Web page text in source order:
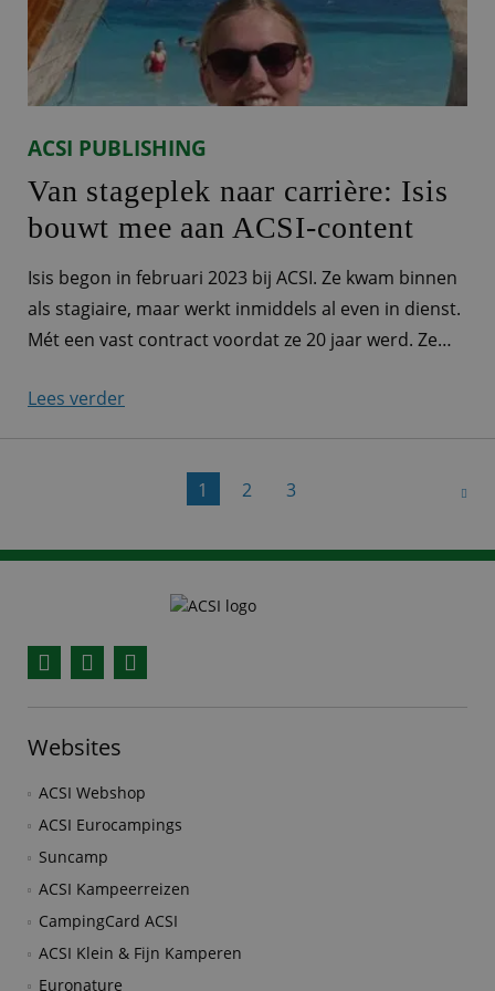
ACSI PUBLISHING
Van stageplek naar carrière: Isis
bouwt mee aan ACSI-content
Isis begon in februari 2023 bij ACSI. Ze kwam binnen
als stagiaire, maar werkt inmiddels al even in dienst.
Mét een vast contract voordat ze 20 jaar werd. Ze
videocontent. TikTok-trends en een groot
jubileumproject “Onze videocontent is heel
Lees verder
1 2 3
Websites
ACSI Webshop
ACSI Eurocampings
Suncamp
ACSI Kampeerreizen
CampingCard ACSI
ACSI Klein & Fijn Kamperen
Euronature